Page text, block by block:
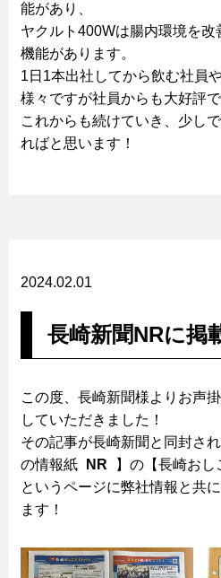
能があり、
ヤクルト400Wは腸内環境を
機能があります。
1日1本出社してから飲む社員
様々ですが社員からも大好評で
これからも続けていき、少し
ればと思います！
2024.02.01
長崎新聞NRに掲
この度、長崎新聞様よりお声
していただきました！
その記事が長崎新聞と同封さ
の情報紙
NR
】の【長崎おし
というページに弊社情報と共
ます！